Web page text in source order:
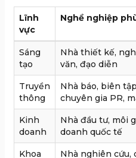
Lĩnh
vực
Nghề nghiệp
Sáng
tạo
Nhà thiết kế,
văn, đạo diễn
Truyền
thông
Nhà báo, biên
chuyên gia PR,
Kinh
doanh
Nhà đầu tư, môi
doanh quốc tế
Khoa
Nhà nghiên cứu,